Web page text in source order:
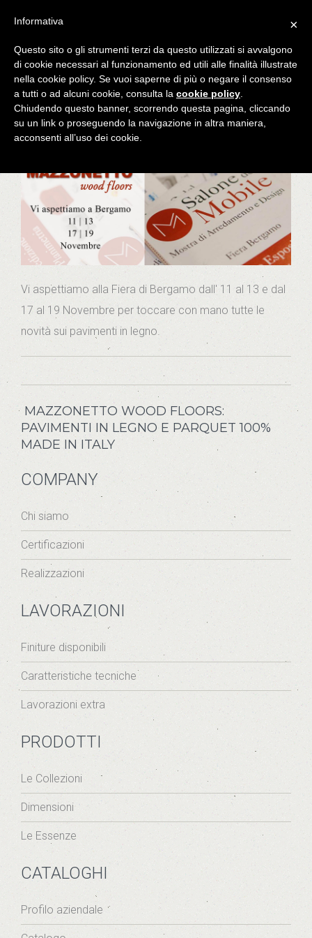
You are here: Home News
Salone del mobile -
bergamo
SALONE DEL MOBILE -
BERGAMO
Vi aspettiamo alla Fiera di Bergamo dall' 11 al 13 e dal
17 al 19 Novembre per toccare con mano tutte le
novità sui pavimenti in legno.
MAZZONETTO WOOD FLOORS:
PAVIMENTI IN LEGNO E PARQUET 100%
MADE IN ITALY
COMPANY
Chi siamo
Certificazioni
Realizzazioni
LAVORAZIONI
Finiture disponibili
Caratteristiche tecniche
Lavorazioni extra
PRODOTTI
Le Collezioni
Dimensioni
Le Essenze
CATALOGHI
Profilo aziendale
×
Informativa
Questo sito o gli strumenti terzi da questo utilizzati si avvalgono
di cookie necessari al funzionamento ed utili alle finalità illustrate
nella cookie policy. Se vuoi saperne di più o negare il consenso
a tutti o ad alcuni cookie, consulta la cookie policy
Chiudendo questo banner, scorrendo questa pagina, cliccando
su un link o proseguendo la navigazione in altra maniera,
acconsenti all’uso dei cookie.